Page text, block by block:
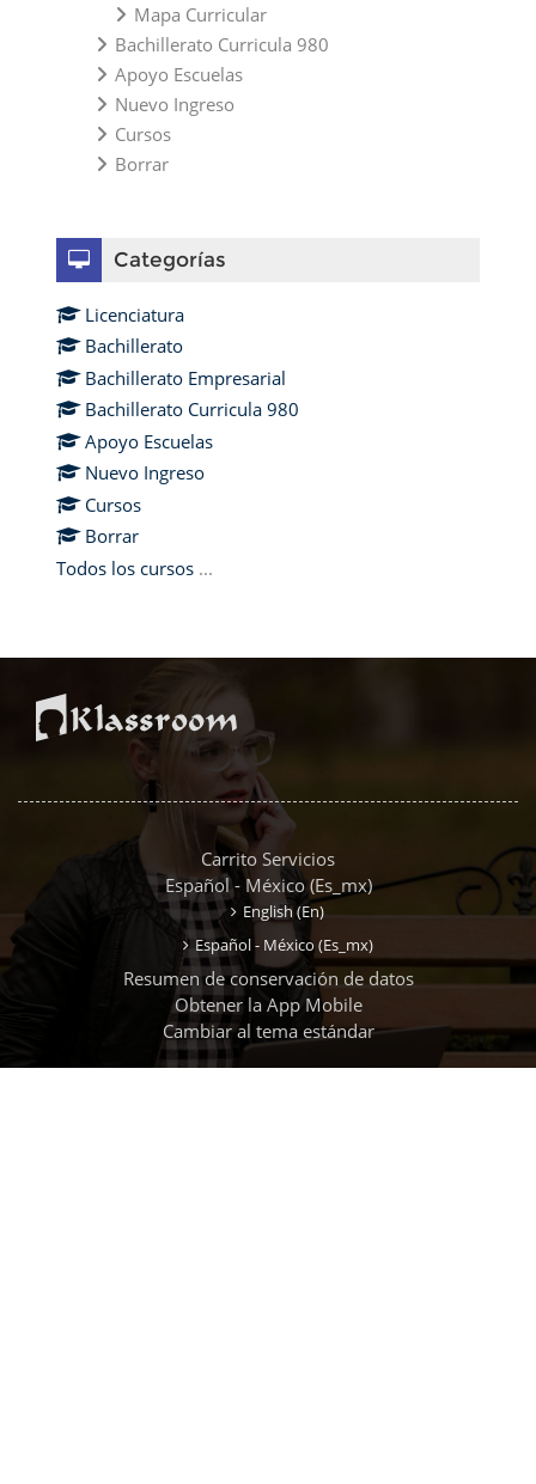
Mapa Curricular
Bachillerato Curricula 980
Apoyo Escuelas
Nuevo Ingreso
Cursos
Borrar
Categorías
Licenciatura
Bachillerato
Bachillerato Empresarial
Bachillerato Curricula 980
Apoyo Escuelas
Nuevo Ingreso
Cursos
Borrar
Todos los cursos ...
Carrito Servicios
Español - México ‎(es_mx)‎
English ‎(en)‎
Español - México ‎(es_mx)‎
Resumen de conservación de datos
Obtener la App Mobile
Cambiar al tema estándar